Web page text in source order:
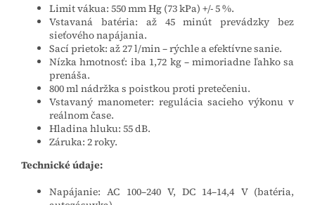
Limit vákua: 550 mm Hg (73 kPa) +/- 5 %.
Vstavaná batéria: až 45 minút prevádzky bez
sieťového napájania.
Sací prietok: až 27 l/min – rýchle a efektívne sanie.
Nízka hmotnosť: iba 1,72 kg – mimoriadne ľahko sa
prenáša.
800 ml nádržka s poistkou proti pretečeniu.
Vstavaný manometer: regulácia sacieho výkonu v
reálnom čase.
Hladina hluku: 55 dB.
Záruka: 2 roky.
Technické údaje:
Napájanie: AC 100–240 V, DC 14–14,4 V (batéria,